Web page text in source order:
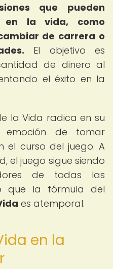
que pueden
en la vida, como
de carrera o
El objetivo es
de dinero al
el éxito en la
la Vida radica en su
de tomar
el curso del juego. A
el juego sigue siendo
de todas las
que la fórmula del
es atemporal.
en la